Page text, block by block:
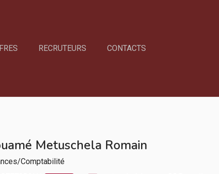
RECRUTEURS CONTACTS
Metuschela Romain
Comptabilité